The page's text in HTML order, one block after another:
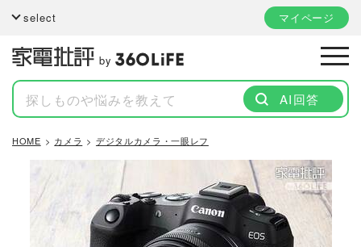
select マイページ
by
AI回答
HOME カメラ デジタルカメラ・一眼レフ